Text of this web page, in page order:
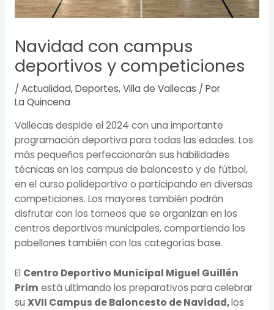
Navidad con campus
deportivos y competiciones
/ Actualidad,Deportes,Villa de Vallecas / Por
La Quincena
Vallecas despide el 2024 con una importante
programación deportiva para todas las edades. Los
más pequeños perfeccionarán sus habilidades
técnicas en los campus de baloncesto y de fútbol,
en el curso polideportivo o participando en diversas
competiciones. Los mayores también podrán
disfrutar con los torneos que se organizan en los
centros deportivos municipales, compartiendo los
pabellones también con las categorías base.
El Centro Deportivo Municipal Miguel Guillén
Prim está ultimando los preparativos para celebrar
su XVII Campus de Baloncesto de Navidad,los